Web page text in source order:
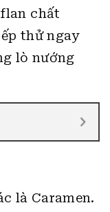
chất
thử ngay
lò nướng
là Caramen.